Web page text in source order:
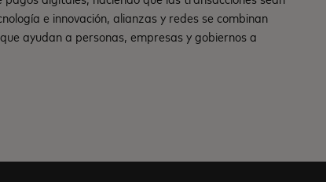
e innovación, alianzas y redes se combinan
ayudan a personas, empresas y gobiernos a